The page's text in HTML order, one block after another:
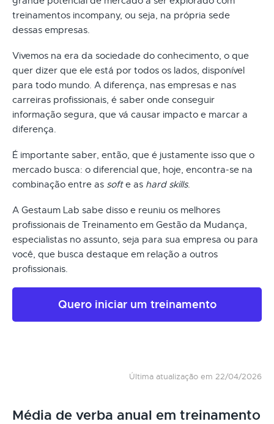
treinamentos incompany, ou seja, na própria sede
dessas empresas.
Vivemos na era da sociedade do conhecimento, o que
quer dizer que ele está por todos os lados, disponível
para todo mundo. A diferença, nas empresas e nas
carreiras profissionais, é saber onde conseguir
informação segura, que vá causar impacto e marcar a
diferença.
É importante saber, então, que é justamente isso que o
mercado busca: o diferencial que, hoje, encontra-se na
combinação entre as softe as hard skills.
A Gestaum Lab sabe disso e reuniu os melhores
profissionais de Treinamento em Gestão da Mudança,
especialistas no assunto, seja para sua empresa ou para
você, que busca destaque em relação a outros
profissionais.
Quero iniciar um treinamento
Última atualização em 22/04/2026
Média de verba anual em treinamento